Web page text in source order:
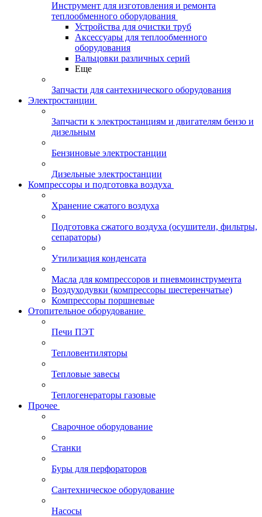
Инструмент для изготовления и ремонта
теплообменного оборудования
Устройства для очистки труб
Аксессуары для теплообменного
оборудования
Вальцовки различных серий
Еще
Запчасти для сантехнического оборудования
Электростанции
Запчасти к электростанциям и двигателям бензо и
дизельным
Бензиновые электростанции
Дизельные электростанции
Компрессоры и подготовка воздуха
Хранение сжатого воздуха
Подготовка сжатого воздуха (осушители, фильтры,
сепараторы)
Утилизация конденсата
Масла для компрессоров и пневмоинструмента
Воздуходувки (компрессоры шестеренчатые)
Компрессоры поршневые
Отопительное оборудование
Печи ПЭТ
Тепловентиляторы
Тепловые завесы
Теплогенераторы газовые
Прочее
Сварочное оборудование
Станки
Буры для перфораторов
Сантехническое оборудование
Насосы